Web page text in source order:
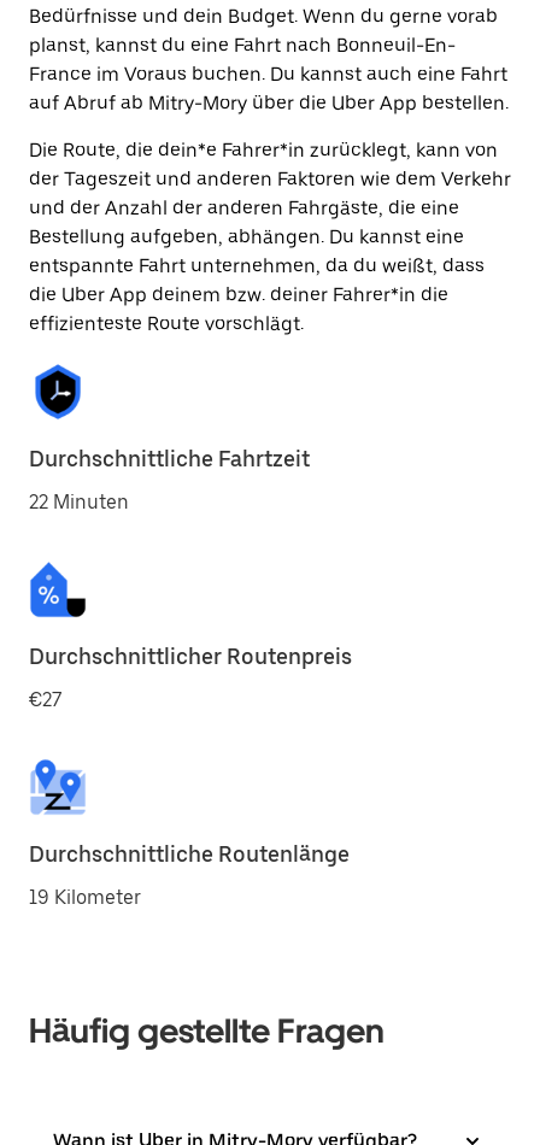
Bedürfnisse und dein Budget. Wenn du gerne vorab
planst, kannst du eine Fahrt nach Bonneuil-En-
France im Voraus buchen. Du kannst auch eine Fahrt
auf Abruf ab Mitry-Mory über die Uber App bestellen.
Die Route, die dein*e Fahrer*in zurücklegt, kann von
der Tageszeit und anderen Faktoren wie dem Verkehr
und der Anzahl der anderen Fahrgäste, die eine
Bestellung aufgeben, abhängen. Du kannst eine
entspannte Fahrt unternehmen, da du weißt, dass
die Uber App deinem bzw. deiner Fahrer*in die
effizienteste Route vorschlägt.
Durchschnittliche Fahrtzeit
22 Minuten
Durchschnittlicher Routenpreis
€27
Durchschnittliche Routenlänge
19 Kilometer
Häufig gestellte Fragen